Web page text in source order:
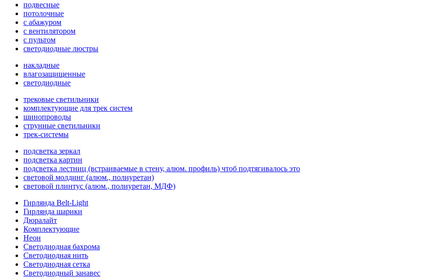
подвесные
потолочные
с абажуром
с вентилятором
с пультом
светодиодные люстры
накладные
влагозащищенные
светодиодные
трековые светильники
комплектующие для трек систем
шинопроводы
струнные светильники
трек-системы
подсветка зеркал
подсветка картин
подсветка лестниц (встраиваемые в стену, алюм. профиль) чтоб подтягивалось это
световой молдинг (алюм., полиуретан)
световой плинтус (алюм., полиуретан, МДФ)
Гирлянда Belt-Light
Гирлянда шарики
Дюралайт
Комплектующие
Неон
Светодиодная бахрома
Светодиодная нить
Светодиодная сетка
Светодиодный занавес